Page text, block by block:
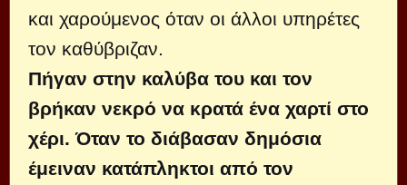
και χαρούμενος όταν οι άλλοι υπη­ρέτες
τον καθύβριζαν.
Πήγαν στην καλύβα του και τον
βρήκαν νεκρό να κρατά ένα χαρτί στο
χέρι. Όταν το διάβασαν δημόσια
έμειναν κα­τάπληκτοι από τον